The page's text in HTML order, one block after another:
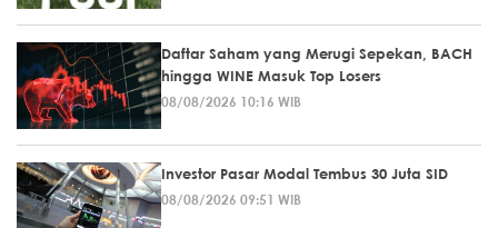
Daftar Saham yang Merugi Sepekan, BACH
hingga WINE Masuk Top Losers
08/08/2026 10:16 WIB
Investor Pasar Modal Tembus 30 Juta SID
08/08/2026 09:51 WIB